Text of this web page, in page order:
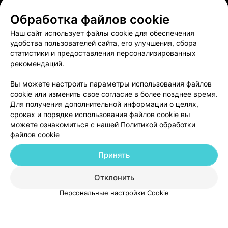
ЭФФЕКТИВНАЯ РЕКЛАМА НА САЙТЕ
Добавить компанию
Добавить специалиста
Новости проекта
Размещение рекламы
Медицинский маркетинг
Публичный договор
Обработка файлов cookie
Наш сайт использует файлы cookie для обеспечения
удобства пользователей сайта, его улучшения, сбора
статистики и предоставления персонализированных
рекомендаций.
Вы можете настроить параметры использования файлов
cookie или изменить свое согласие в более позднее время.
Для получения дополнительной информации о целях,
сроках и порядке использования файлов cookie вы
можете ознакомиться с нашей Политикой обработки
файлов cookie
Отклонить
Принять
Персональные настройки Cookie